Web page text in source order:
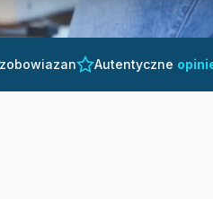
Autentyczne